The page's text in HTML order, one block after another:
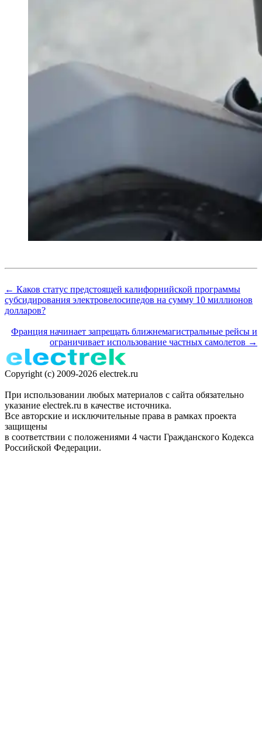
← Каков статус предстоящей калифорнийской программы
субсидирования электровелосипедов на сумму 10 миллионов
долларов?
Франция начинает запрещать ближнемагистральные рейсы и
ограничивает использование частных самолетов →
Copyright (c) 2009-2026 electrek.ru
При использовании любых материалов с сайта обязательно
указание electrek.ru в качестве источника.
Все авторские и исключительные права в рамках проекта
защищены
в соответствии с положениями 4 части Гражданского Кодекса
Российской Федерации.